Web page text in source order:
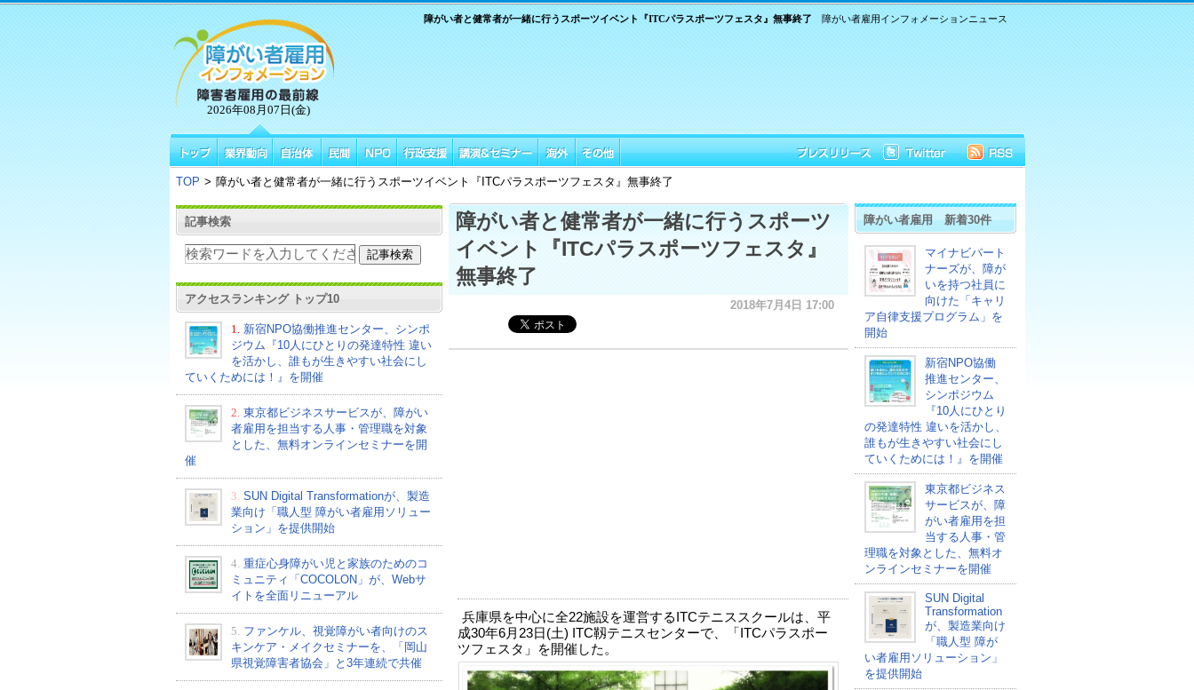
2026年08月07日(金)
障がい者雇用インフォメーションニュース
障がい者と健常者が一緒に行うスポーツイベント『ITCパラスポーツフェスタ』無事終了
TOP > 障がい者と健常者が一緒に行うスポーツイベント『ITCパラスポーツフェスタ』無事終了
記事検索
アクセスランキング トップ10
1.
新宿NPO協働推進センター、シンポ
ジウム『10人にひとりの発達特性 違い
を活かし、誰もが生きやすい社会にし
ていくためには！』を開催
2. 東京都ビジネスサービスが、障がい
者雇用を担当する人事・管理職を対象
とした、無料オンラインセミナーを開
催
3. SUN Digital Transformationが、製造
業向け「職人型 障がい者雇用ソリュー
ション」を提供開始
4. 重症心身障がい児と家族のためのコ
ミュニティ「COCOLON」が、Webサ
イトを全面リニューアル
5. ファンケル、視覚障がい者向けのス
キンケア・メイクセミナーを、「岡山
県視覚障害者協会」と3年連続で共催
障がい者と健常者が一緒に行うスポーツ
イベント『ITCパラスポーツフェスタ』
無事終了
2018年7月4日 17:00
兵庫県を中心に全22施設を運営するITCテニススクールは、平
成30年6月23日(土) ITC靱テニスセンターで、「ITCパラスポー
ツフェスタ」を開催した。
障がい者雇用 新着30件
マイナビパート
ナーズが、障が
いを持つ社員に
向けた「キャリ
ア自律支援プログラム」を
開始
新宿NPO協働
推進センター、
シンポジウム
『10人にひとり
の発達特性 違いを活かし、
誰もが生きやすい社会にし
ていくためには！』を開催
東京都ビジネス
サービスが、障
がい者雇用を担
当する人事・管
理職を対象とした、無料オ
ンラインセミナーを開催
SUN Digital
Transformation
が、製造業向け
「職人型 障が
い者雇用ソリューション」
を提供開始